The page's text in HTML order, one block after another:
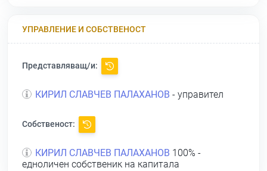
УПРАВЛЕНИЕ И СОБСТВЕНОСТ
Представляващ/и:
КИРИЛ СЛАВЧЕВ ПАЛАХАНОВ - управител
Собственост:
КИРИЛ СЛАВЧЕВ ПАЛАХАНОВ 100% -
едноличен собственик на капитала